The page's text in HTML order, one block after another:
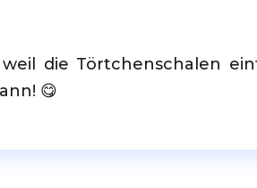
weil die Törtchenschalen
😋